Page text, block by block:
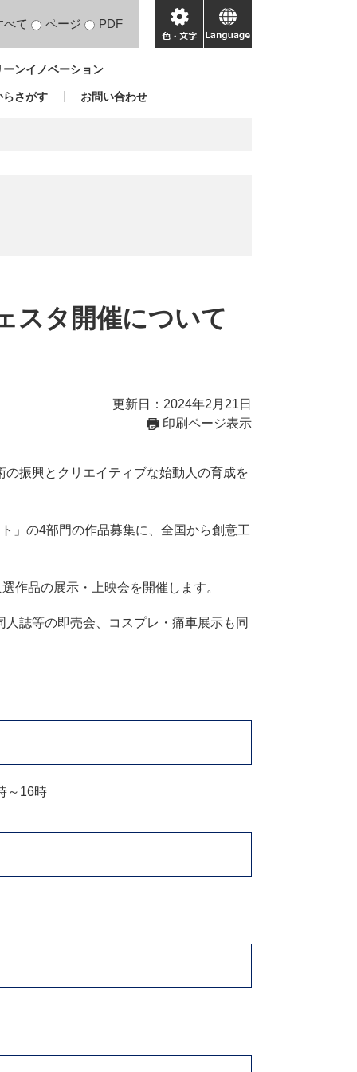
べて ページ PDF
色・
文
language
ーンイノベーション
らさがす お問い合わせ
スタ開催について
更新日：2024年2月21日
印刷ページ表示
振興とクリエイティブな始動人の育成を
」の4部門の作品募集に、全国から創意工
作品の展示・上映会を開催します。
誌等の即売会、コスプレ・痛車展示も同
～16時